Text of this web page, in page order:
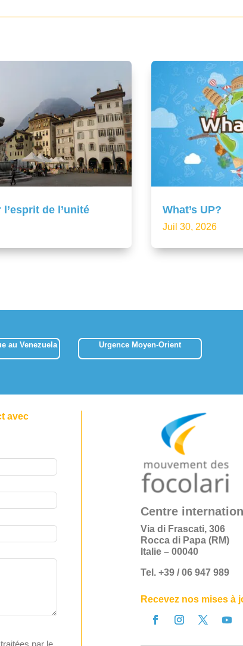
de l’unité What’s UP?
Juil 30, 2026
au Venezuela Urgence Moyen-Orient
avec
par le
Centre
Via di Frascati, 306
Rocca di Papa (RM)
Italie – 00040
Tel. +39 / 06 947 989
Recevez nos mises à